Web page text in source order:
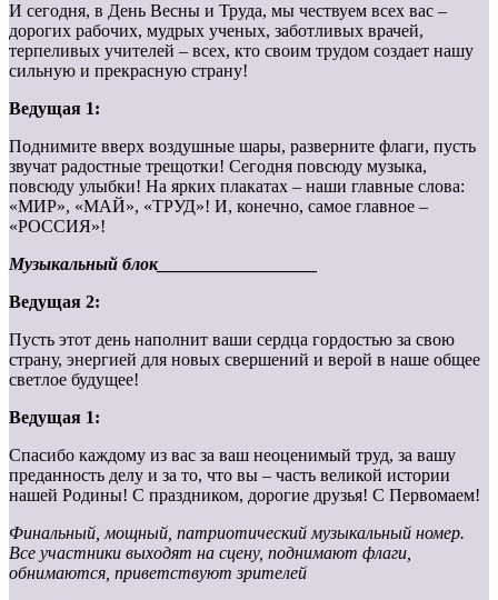
И сегодня, в День Весны и Труда, мы чествуем всех вас –
дорогих рабочих, мудрых ученых, заботливых врачей,
терпеливых учителей – всех, кто своим трудом создает нашу
сильную и прекрасную страну!
Ведущая 1:
Поднимите вверх воздушные шары, разверните флаги, пусть
звучат радостные трещотки! Сегодня повсюду музыка,
повсюду улыбки! На ярких плакатах – наши главные слова:
«МИР», «МАЙ», «ТРУД»! И, конечно, самое главное –
«РОССИЯ»!
Музыкальный блок__________________
Ведущая 2:
Пусть этот день наполнит ваши сердца гордостью за свою
страну, энергией для новых свершений и верой в наше общее
светлое будущее!
Ведущая 1:
Спасибо каждому из вас за ваш неоценимый труд, за вашу
преданность делу и за то, что вы – часть великой истории
нашей Родины! С праздником, дорогие друзья! С Первомаем!
Финальный, мощный, патриотический музыкальный номер.
Все участники выходят на сцену, поднимают флаги,
обнимаются, приветствуют зрителей